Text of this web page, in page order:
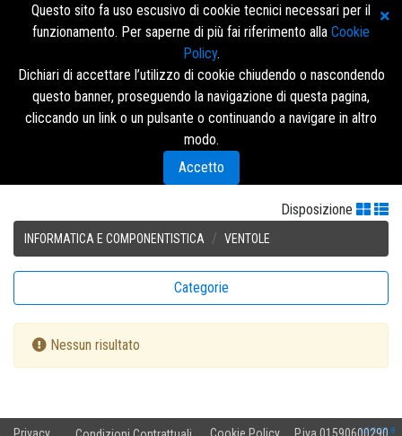
Accedi/Registrati
Disposizione
INFORMATICA E COMPONENTISTICA VENTOLE
Categorie
Nessun risultato
v.2.0.10.8
Questo sito fa uso escusivo di cookie tecnici necessari per il
funzionamento. Per saperne di più fai riferimento alla Cookie
Policy.
Dichiari di accettare l’utilizzo di cookie chiudendo o nascondendo
questo banner, proseguendo la navigazione di questa pagina,
cliccando un link o un pulsante o continuando a navigare in altro
modo.
Accetto